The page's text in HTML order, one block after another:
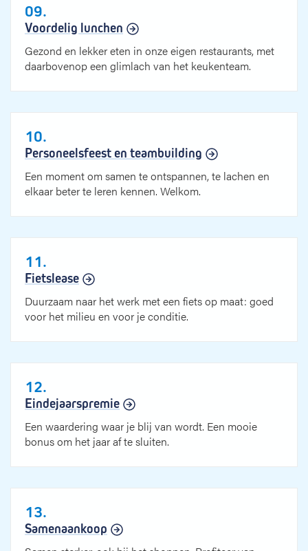
09.
Voordelig lunchen
Gezond en lekker eten in onze eigen restaurants, met
daarbovenop een glimlach van het keukenteam.
10.
Personeelsfeest en teambuilding
Een moment om samen te ontspannen, te lachen en
elkaar beter te leren kennen. Welkom.
11.
Fietslease
Duurzaam naar het werk met een fiets op maat: goed
voor het milieu en voor je conditie.
12.
Eindejaarspremie
Een waardering waar je blij van wordt. Een mooie
bonus om het jaar af te sluiten.
13.
Samenaankoop